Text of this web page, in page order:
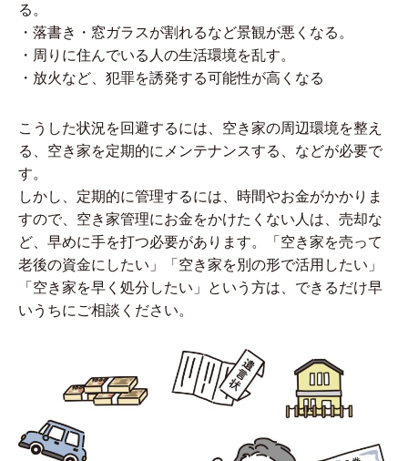
る。
・落書き・窓ガラスが割れるなど景観が悪くなる。
・周りに住んでいる人の生活環境を乱す。
・放火など、犯罪を誘発する可能性が高くなる
こうした状況を回避するには、空き家の周辺環境を整え
る、空き家を定期的にメンテナンスする、などが必要で
す。
しかし、定期的に管理するには、時間やお金がかかりま
すので、空き家管理にお金をかけたくない人は、売却な
ど、早めに手を打つ必要があります。「空き家を売って
老後の資金にしたい」「空き家を別の形で活用したい」
「空き家を早く処分したい」という方は、できるだけ早
いうちにご相談ください。